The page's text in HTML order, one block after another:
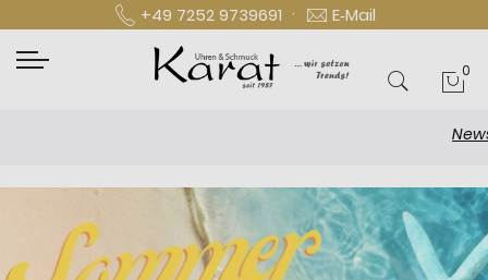
+49 7252 9739691 · E‑Mail
0